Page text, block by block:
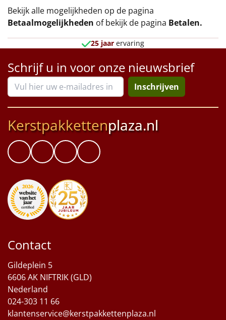
Bekijk alle mogelijkheden op de pagina
Betaalmogelijkheden of bekijk de pagina Betalen.
25 jaar ervaring
Schrijf u in voor onze nieuwsbrief
Inschrijven
Kerstpakkettenplaza.nl
Contact
Gildeplein 5
6606 AK NIFTRIK (GLD)
Nederland
024-303 11 66
klantenservice@kerstpakkettenplaza.nl